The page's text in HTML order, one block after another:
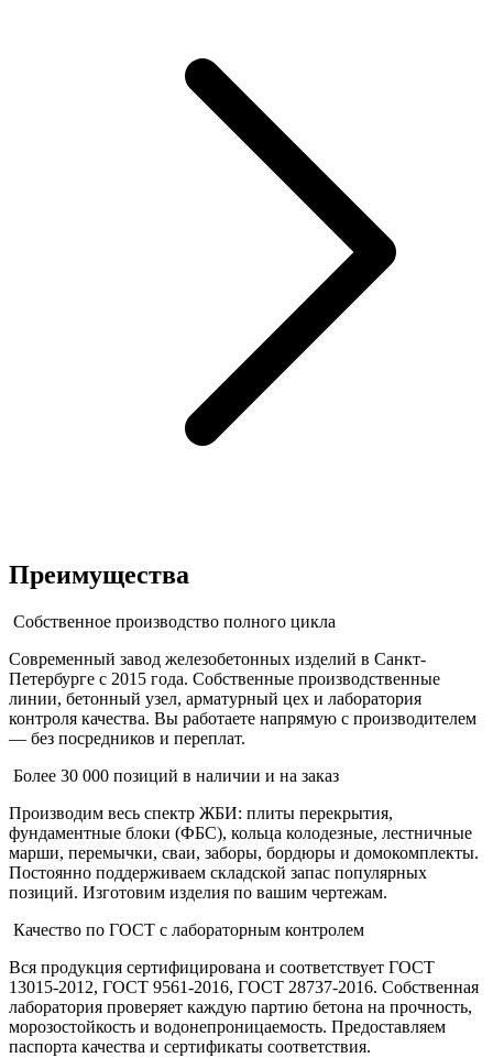
Преимущества
Собственное производство полного цикла
Современный завод железобетонных изделий в Санкт-
Петербурге с 2015 года. Собственные производственные
линии, бетонный узел, арматурный цех и лаборатория
контроля качества. Вы работаете напрямую с производителем
— без посредников и переплат.
Более 30 000 позиций в наличии и на заказ
Производим весь спектр ЖБИ: плиты перекрытия,
фундаментные блоки (ФБС), кольца колодезные, лестничные
марши, перемычки, сваи, заборы, бордюры и домокомплекты.
Постоянно поддерживаем складской запас популярных
позиций. Изготовим изделия по вашим чертежам.
Качество по ГОСТ с лабораторным контролем
Вся продукция сертифицирована и соответствует ГОСТ
13015-2012, ГОСТ 9561-2016, ГОСТ 28737-2016. Собственная
лаборатория проверяет каждую партию бетона на прочность,
морозостойкость и водонепроницаемость. Предоставляем
паспорта качества и сертификаты соответствия.